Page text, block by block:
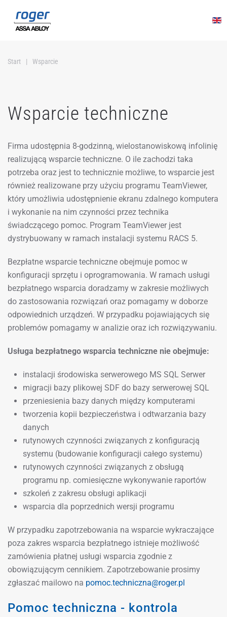
Przejdź do głównej treści
Start Wsparcie
Wsparcie techniczne
Firma udostępnia 8-godzinną, wielostanowiskową infolinię
realizującą wsparcie techniczne. O ile zachodzi taka
potrzeba oraz jest to technicznie możliwe, to wsparcie jest
również realizowane przy użyciu programu TeamViewer,
który umożliwia udostępnienie ekranu zdalnego komputera
i wykonanie na nim czynności przez technika
świadczącego pomoc. Program TeamViewer jest
dystrybuowany w ramach instalacji systemu RACS 5.
Bezpłatne wsparcie techniczne obejmuje pomoc w
konfiguracji sprzętu i oprogramowania. W ramach usługi
bezpłatnego wsparcia doradzamy w zakresie możliwych
do zastosowania rozwiązań oraz pomagamy w doborze
odpowiednich urządzeń. W przypadku pojawiających się
problemów pomagamy w analizie oraz ich rozwiązywaniu.
Usługa bezpłatnego wsparcia techniczne nie obejmuje:
instalacji środowiska serwerowego MS SQL Serwer
migracji bazy plikowej SDF do bazy serwerowej SQL
przeniesienia bazy danych między komputerami
tworzenia kopii bezpieczeństwa i odtwarzania bazy
danych
rutynowych czynności związanych z konfiguracją
systemu (budowanie konfiguracji całego systemu)
rutynowych czynności związanych z obsługą
programu np. comiesięczne wykonywanie raportów
szkoleń z zakresu obsługi aplikacji
wsparcia dla poprzednich wersji programu
W przypadku zapotrzebowania na wsparcie wykraczające
poza zakres wsparcia bezpłatnego istnieje możliwość
zamówienia płatnej usługi wsparcia zgodnie z
obowiązującym cennikiem. Zapotrzebowanie prosimy
zgłaszać mailowo na pomoc.techniczna@roger.pl
Pomoc techniczna - kontrola